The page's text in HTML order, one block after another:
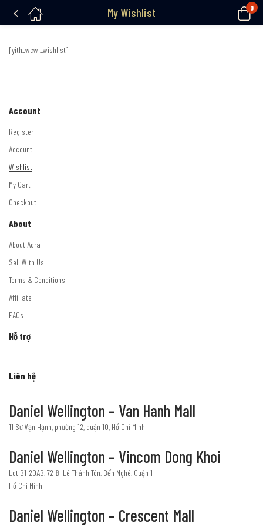
My Wishlist 0
[yith_wcwl_wishlist]
Account
Register
Account
Wishlist
My Cart
Checkout
About
About Aora
Sell With Us
Terms & Conditions
Affiliate
FAQs
Hỗ trợ
Liên hệ
Daniel Wellington – Van Hanh Mall
11 Sư Vạn Hạnh, phường 12, quận 10, Hồ Chí Minh
Daniel Wellington – Vincom Dong Khoi
Lot B1-20AB, 72 Đ. Lê Thánh Tôn, Bến Nghé, Quận 1
Hồ Chí Minh
Daniel Wellington – Crescent Mall